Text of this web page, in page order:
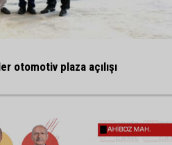
otomotiv plaza açılışı